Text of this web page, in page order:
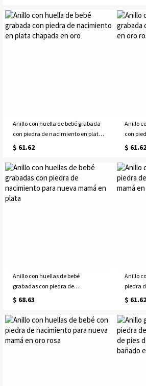
Anillo con huella de bebé grabada
con piedra de nacimiento en plata
chapada en oro
$ 61.62
Anillo
con
rosa
$ 61.62
Anillo con huellas de bebé
grabadas con piedra de
nacimiento para nueva mamá en
$ 68.63
Anillo
piedra
mamá
$ 61.62